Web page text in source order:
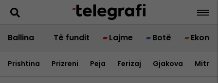
Ballina Të fundit Lajme Botë
Prishtina Prizreni Peja Ferizaj Gjakova